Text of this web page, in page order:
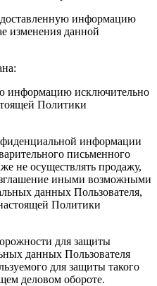
информацию
изменения данной
информацию исключительно
Политики
информации
письменного
не осуществлять продажу,
иными возможными
данных Пользователя,
Политики
для защиты
данных Пользователя
для защиты такого
деловом обороте.